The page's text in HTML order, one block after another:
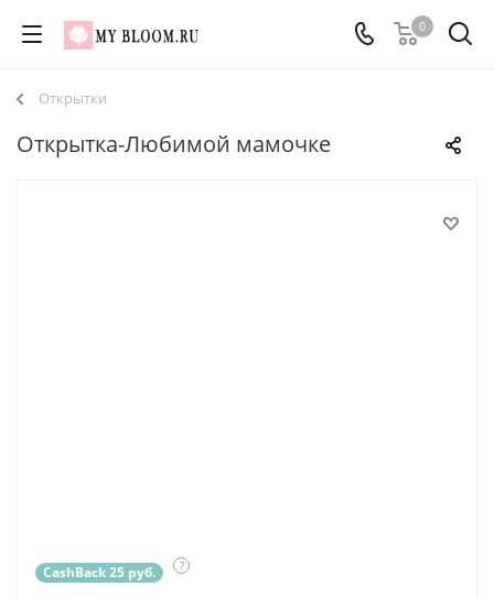
0
Открытки
Открытка-Любимой мамочке
CashBack 25 руб. ?